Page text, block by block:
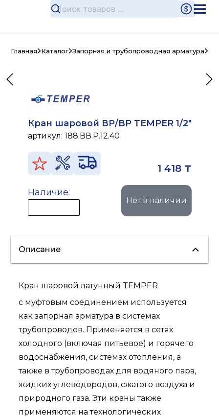
Главная Каталог Запорная и трубопроводная арматура
Кран шаровой ВР/ВР TEMPER 1/2"
артикул: 188.ВВ.Р.12.40
1 418 ₸
Наличие:
Нет в наличии
Описание
Кран шаровой латунный TEMPER
с муфтовым соединением используется
как запорная арматура в системах
трубопроводов. Применяется в сетях
холодного (включая питьевое) и горячего
водоснабжения, системах отопления, а
также в трубопроводах для водяного пара,
жидких углеводородов, сжатого воздуха и
природного газа. Эти краны также
применяются на технологических